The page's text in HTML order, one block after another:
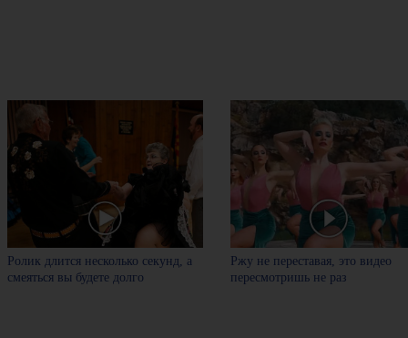
Ролик длится несколько секунд, а
смеяться вы будете долго
Ржу не переставая, это видео
пересмотришь не раз